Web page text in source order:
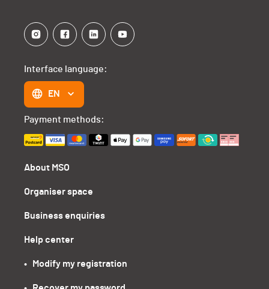
About MSO
Organiser space
Business enquiries
Help center
•   Modify my registration
Interface language:
EN
Payment methods: